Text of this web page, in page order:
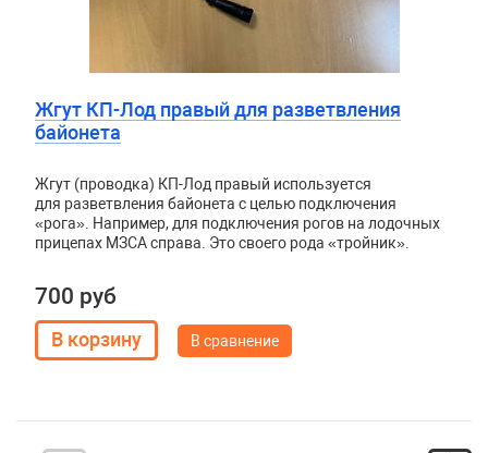
Жгут КП-Лод правый для разветвления
байонета
Жгут (проводка) КП-Лод правый используется
для разветвления байонета с целью подключения
«рога». Например, для подключения рогов на лодочных
прицепах МЗСА справа. Это своего рода «тройник».
700 руб
В сравнение